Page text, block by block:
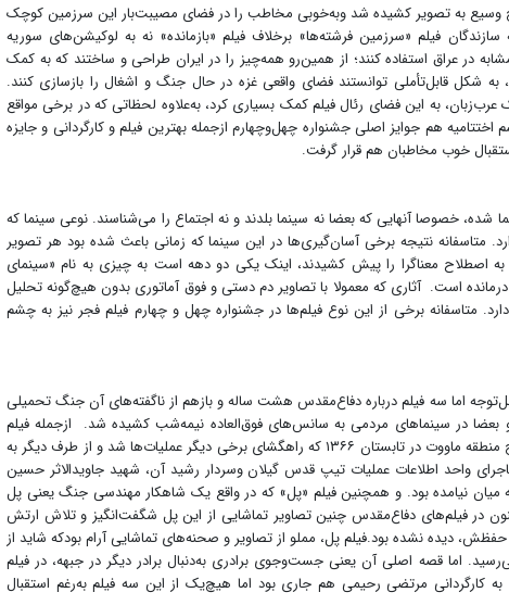
وسیع به تصویر کشیده شد وبه‌خوبی مخاطب را در فضای مصیبت‌بار این سرزمین کوچک
فیلم «سرزمین فرشته‌ها» برخلاف فیلم «بازمانده» نه به لوکیشن‌های سوریه
در عراق استفاده کنند؛ از همین‌رو همه‌چیز را در ایران طراحی و ساختند که به کمک
شکل قابل‌تأملی توانستند فضای واقعی غزه در حال جنگ و اشغال را بازسازی کنند.
به این فضای رئال فیلم کمک بسیاری کرد، به‌علاوه لحظاتی که در برخی مواقع
هم جوایز اصلی جشنواره چهل‌و‌چهارم ازجمله بهترین فیلم و کارگردانی و جایزه
خوب مخاطبان هم قرار گرفت.
شده، خصوصا آنهایی که بعضا نه سینما بلدند و نه اجتماع را می‌شناسند. نوعی سینما که
متاسفانه نتیجه برخی آسان‌گیری‌ها در این سینما که زمانی باعث شده بود هر تصویر
اصطلاح معناگرا را پیش کشیدند، اینک یکی دو دهه است به چیزی به نام «سینمای
است. آثاری که معمولا با تصاویر دم دستی و فوق آماتوری بدون هیچ‌گونه تحلیل
متاسفانه برخی از این نوع فیلم‌ها در جشنواره چهل و چهارم فیلم فجر نیز به چشم
اما سه فیلم درباره دفاع‌مقدس هشت ساله و بازهم از ناگفته‌های آن جنگ تحمیلی
در سینماهای مردمی به سانس‌های فوق‌العاده نیمه‌شب کشیده شد. ازجمله فیلم
«جانشین» ساخته مهدی شامحمدی درباره عملیات نصر۴ و فتح منطقه ماووت در تابستان ۱۳۶۶ که راهگشای برخی دیگر عملیات‌ها شد و از طرف دیگر به
ماجرای واحد اطلاعات عملیات تیپ قدس گیلان وسردار رشید آن، شهید جاویدالاثر حسین
میان نیامده بود. و همچنین فیلم «پل» که در واقع یک شاهکار مهندسی جنگ یعنی پل
در فیلم‌های دفاع‌مقدس چنین تصاویر تماشایی از این پل شگفت‌انگیز و تلاش ارتش
دیده نشده بود.فیلم پل، مملو از تصاویر و صحنه‌های تماشایی آرام بودکه شاید از
اما قصه اصلی آن یعنی جست‌وجوی برادری به‌دنبال برادر دیگر در جبهه، در فیلم
کارگردانی مرتضی رحیمی هم جاری بود اما هیچ‌یک از این سه فیلم ‌به‌رغم استقبال